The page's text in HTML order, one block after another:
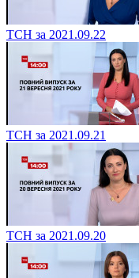
ТСН за 2021.09.22
ТСН за 2021.09.21
ТСН за 2021.09.20